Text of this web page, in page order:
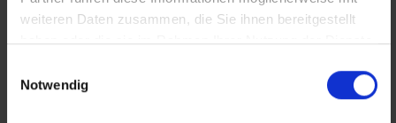
weiteren Daten zusammen, die Sie ihnen bereitgestellt
haben oder die sie im Rahmen Ihrer Nutzung der Dienste
Notwendig